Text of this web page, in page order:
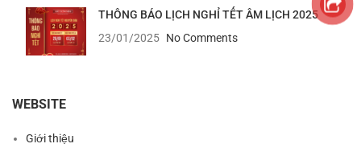
THÔNG BÁO LỊCH NGHỈ TẾT ÂM LỊCH 2025
23/01/2025 No Comments
WEBSITE
Giới thiệu